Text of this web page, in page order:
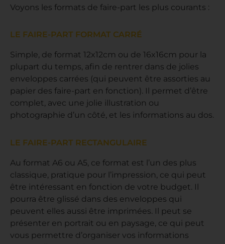
Voyons les formats de faire-part les plus courants :
LE FAIRE-PART FORMAT CARRÉ
Simple, de format 12x12cm ou de 16x16cm pour la
plupart du temps, afin de rentrer dans de jolies
enveloppes carrées (qui peuvent être assorties au
papier des faire-part en fonction). Il permet d’être
complet, avec une jolie illustration ou
photographie d’un côté, et les informations au dos.
LE FAIRE-PART RECTANGULAIRE
Au format A6 ou A5, ce format est l’un des plus
classique, pratique pour l’impression, ce qui peut
être intéressant en fonction de votre budget. Il
pourra être glissé dans des enveloppes qui
peuvent elles aussi être imprimées. Il peut se
présenter en portrait ou en paysage, ce qui peut
vous permettre d’organiser vos informations